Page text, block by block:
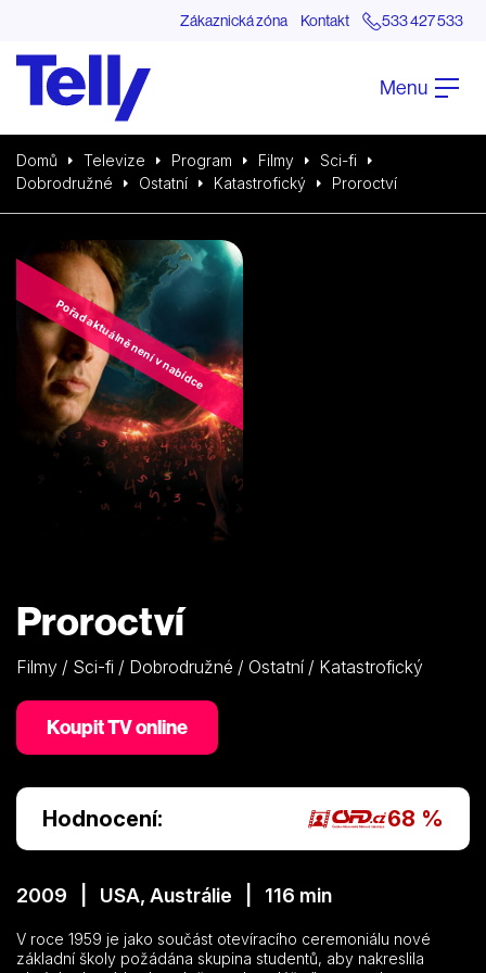
Zákaznická zóna Kontakt 533 427 533
Menu
Domů Televize Program Filmy
Sci-fi
Dobrodružné
Ostatní Katastrofický Proroctví
Pořad aktuálně není v nabídce
Proroctví
Filmy / Sci-fi / Dobrodružné / Ostatní / Katastrofický
Koupit TV online
Hodnocení: 68 %
2009 | USA, Austrálie | 116 min
V roce 1959 je jako součást otevíracího ceremoniálu nové
základní školy požádána skupina studentů, aby nakreslila